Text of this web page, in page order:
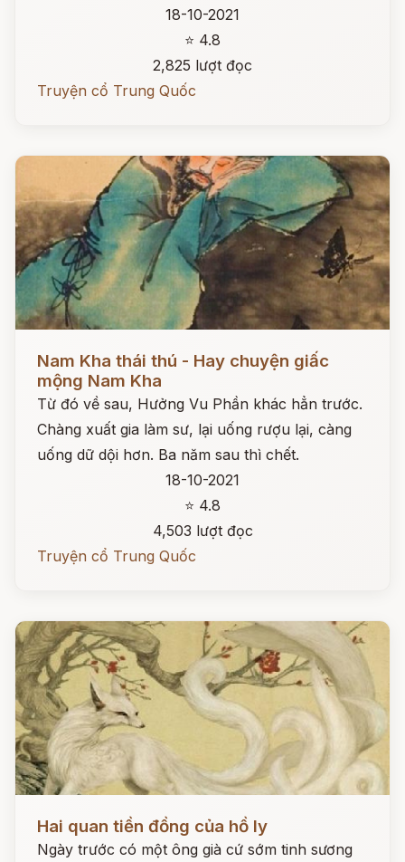
18-10-2021
⭐ 4.8
2,825 lượt đọc
Truyện cổ Trung Quốc
Nam Kha thái thú - Hay chuyện giấc
mộng Nam Kha
Từ đó về sau, Hưởng Vu Phần khác hẳn trước.
Chàng xuất gia làm sư, lại uống rượu lại, càng
uống dữ dội hơn. Ba năm sau thì chết.
18-10-2021
⭐ 4.8
4,503 lượt đọc
Truyện cổ Trung Quốc
Hai quan tiền đồng của hồ ly
Ngày trước có một ông già cứ sớm tinh sương